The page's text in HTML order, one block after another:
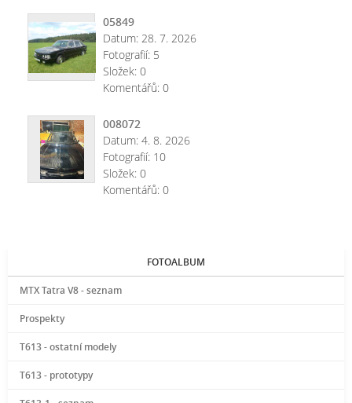
05849
Datum: 28. 7. 2026
Fotografií: 5
Složek: 0
Komentářů: 0
008072
Datum: 4. 8. 2026
Fotografií: 10
Složek: 0
Komentářů: 0
FOTOALBUM
MTX Tatra V8 - seznam
Prospekty
T613 - ostatní modely
T613 - prototypy